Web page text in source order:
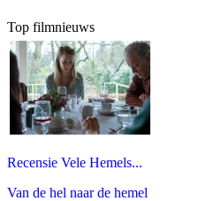
Top filmnieuws
Recensie Vele Hemels...
Van de hel naar de hemel